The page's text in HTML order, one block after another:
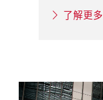
了解更多